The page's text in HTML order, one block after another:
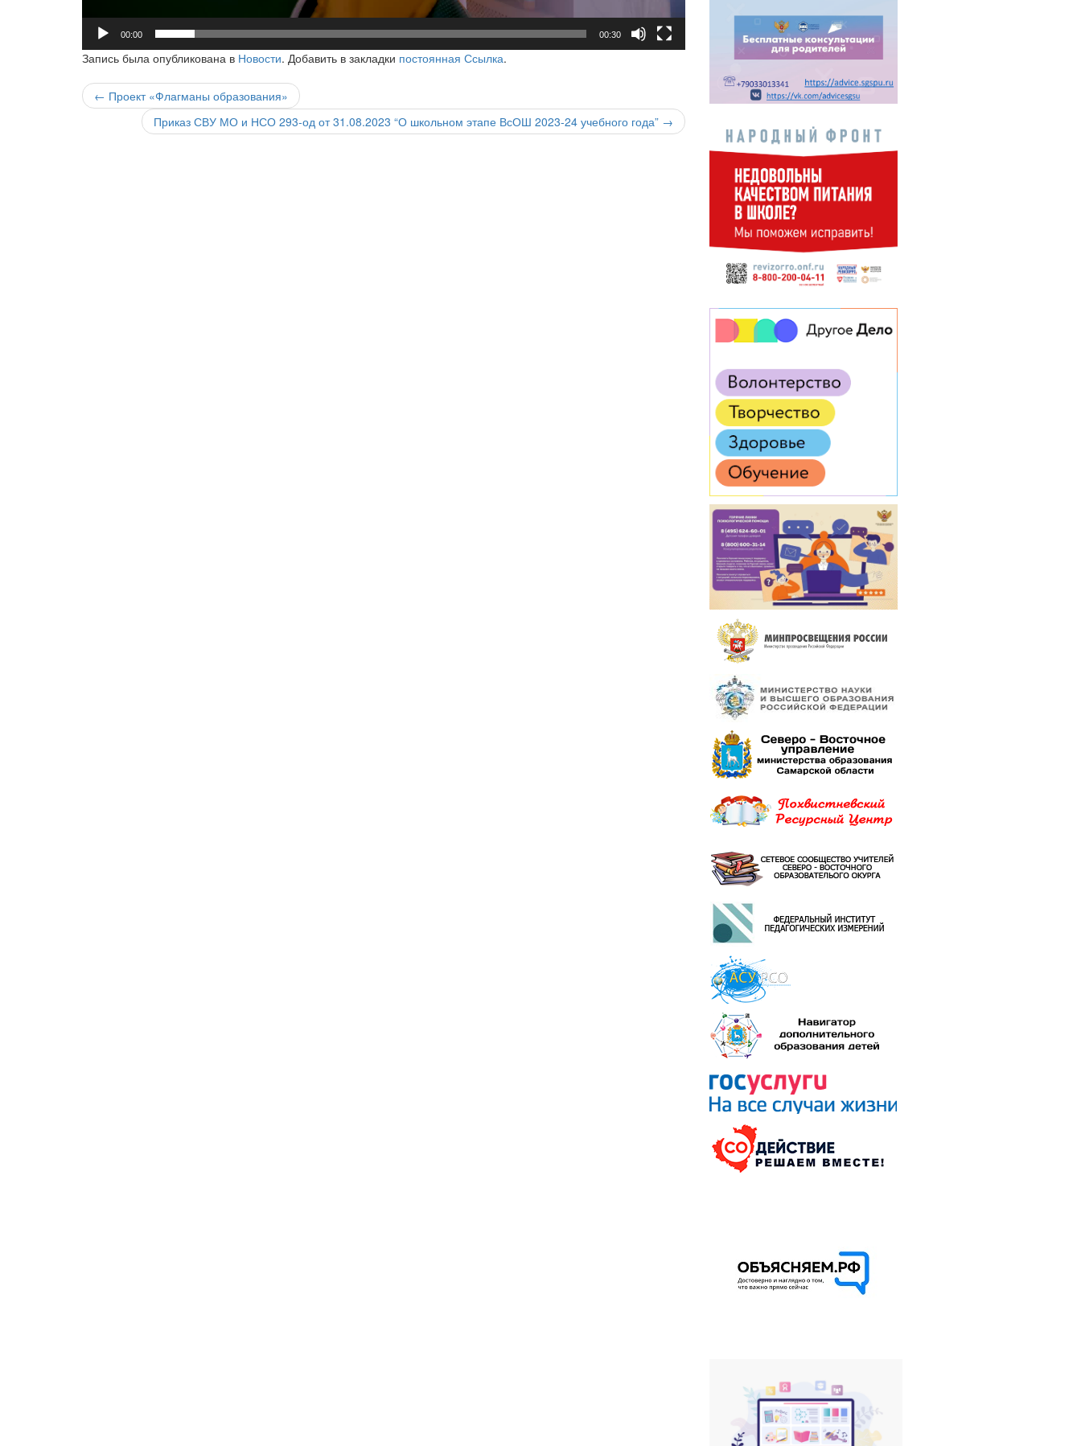
00:00 00:30
Запись была опубликована в Новости. Добавить в закладки постоянная Ссылка.
Навигация
← Проект «Флагманы образования»
Приказ СВУ МО и НСО 293-од от 31.08.2023 “О школьном этапе ВсОШ 2023-24 учебного года” →